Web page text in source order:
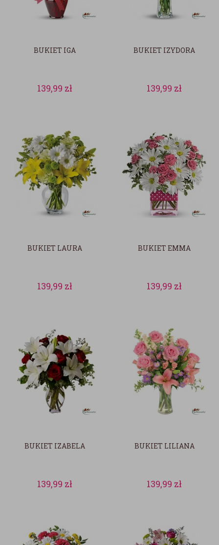
BUKIET IGA
139,99 zł
BUKIET IZYDORA
139,99 zł
BUKIET LAURA
139,99 zł
BUKIET EMMA
139,99 zł
BUKIET IZABELA
139,99 zł
BUKIET LILIANA
139,99 zł